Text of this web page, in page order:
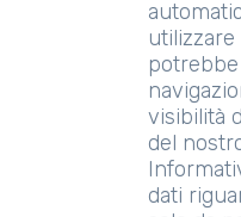
utilizzare
visibilità
del
dati